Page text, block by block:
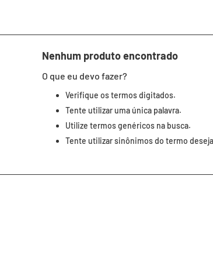
Nenhum produto encontrado
O que eu devo fazer?
Verifique os termos digitados.
Tente utilizar uma única palavra.
Utilize termos genéricos na busca.
Tente utilizar sinônimos do termo